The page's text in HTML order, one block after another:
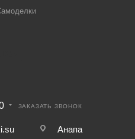
ЗАКАЗАТЬ ЗВОНОК
Анапа